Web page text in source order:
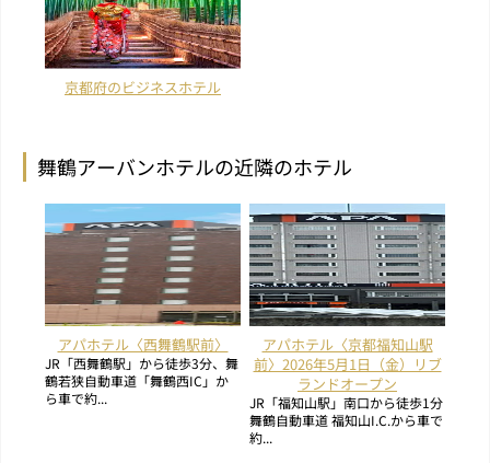
京都府のビジネスホテル
舞鶴アーバンホテルの近隣のホテル
アパホテル〈西舞鶴駅前〉
JR「西舞鶴駅」から徒歩3分、舞
鶴若狭自動車道「舞鶴西IC」か
ら車で約...
アパホテル〈京都福知山駅
前〉2026年5月1日（金）リブ
ランドオープン
JR「福知山駅」南口から徒歩1分
舞鶴自動車道 福知山I.C.から車で
約...